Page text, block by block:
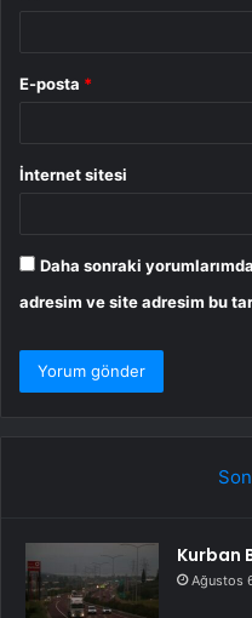
E-posta *
İnternet sitesi
Daha sonraki
adresim ve site adresim bu
Kurban
Ağustos